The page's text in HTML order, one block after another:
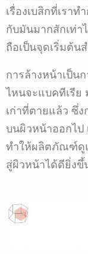
เรื่องเบสิกที่เรา
กับมันมากสักเท่า
ถือเป็นจุดเริ่มต้
การล้างหน้าเป็น
ไหนจะแบคทีเรีย
เก่าที่ตายแล้ว ซึ่ง
บนผิวหน้าออกไป
ทำให้ผลิตภัณฑ์ดู
สู่ผิวหน้าได้ดียิ่งขึ้